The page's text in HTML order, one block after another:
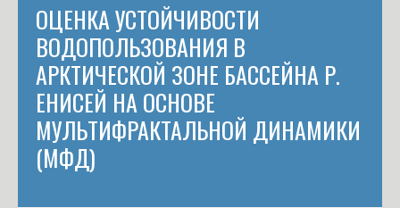
ОЦЕНКА УСТОЙЧИВОСТИ
ВОДОПОЛЬЗОВАНИЯ В
АРКТИЧЕСКОЙ ЗОНЕ БАССЕЙНА Р.
ЕНИСЕЙ НА ОСНОВЕ
МУЛЬТИФРАКТАЛЬНОЙ ДИНАМИКИ
(МФД)